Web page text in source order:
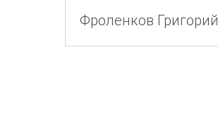
Фроленков Григорий